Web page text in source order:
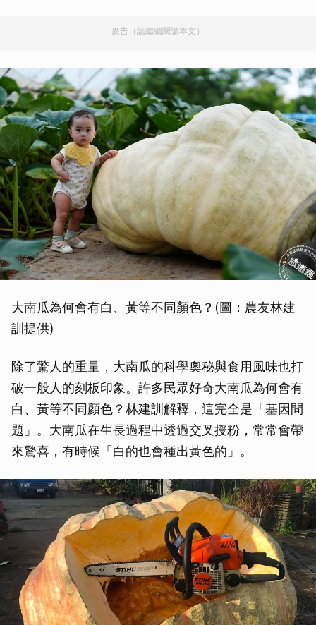
廣告（請繼續閱讀本文）
大南瓜為何會有白、黃等不同顏色？(圖：農友林建
訓提供)
除了驚人的重量，大南瓜的科學奧秘與食用風味也打
破一般人的刻板印象。許多民眾好奇大南瓜為何會有
白、黃等不同顏色？林建訓解釋，這完全是「基因問
題」。大南瓜在生長過程中透過交叉授粉，常常會帶
來驚喜，有時候「白的也會種出黃色的」。